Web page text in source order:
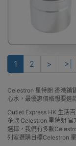
1 2 >
>|
Celestron 星特朗 香港銷
心水，最優惠價格想要邊
Outlet Express HK 生活
多款 Celestron 星特朗
選擇，我們有多款
列室選購目標Celestron